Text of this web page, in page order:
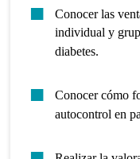
Conocer las
individual y
diabetes.
Conocer cómo
autocontrol en